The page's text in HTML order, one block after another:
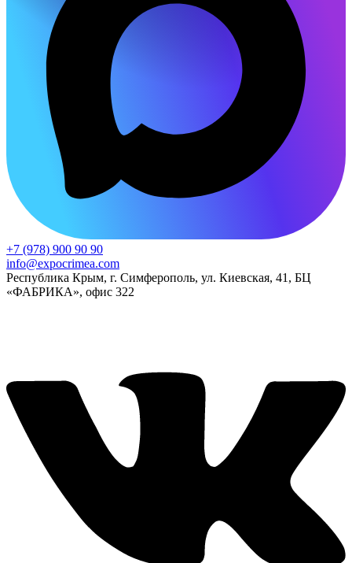
+7 (978) 900 90 90
info@expocrimea.com
Республика Крым, г. Симферополь, ул. Киевская, 41, БЦ
«ФАБРИКА», офис 322